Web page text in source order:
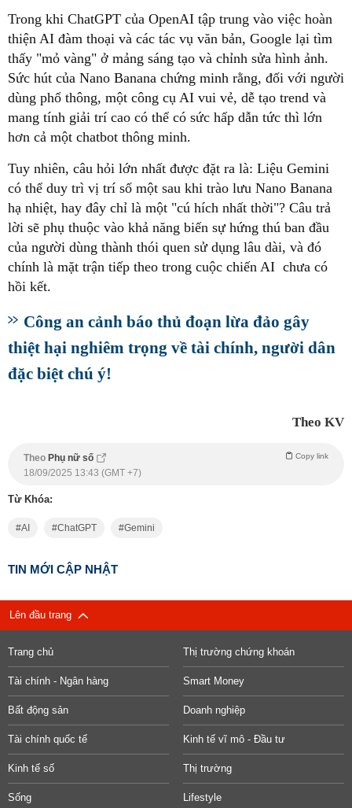
Trong khi ChatGPT của OpenAI tập trung vào việc hoàn
thiện AI đàm thoại và các tác vụ văn bản, Google lại tìm
thấy "mỏ vàng" ở mảng sáng tạo và chỉnh sửa hình ảnh.
Sức hút của Nano Banana chứng minh rằng, đối với người
dùng phổ thông, một công cụ AI vui vẻ, dễ tạo trend và
mang tính giải trí cao có thể có sức hấp dẫn tức thì lớn
hơn cả một chatbot thông minh.
Tuy nhiên, câu hỏi lớn nhất được đặt ra là: Liệu Gemini
có thể duy trì vị trí số một sau khi trào lưu Nano Banana
hạ nhiệt, hay đây chỉ là một "cú hích nhất thời"? Câu trả
lời sẽ phụ thuộc vào khả năng biến sự hứng thú ban đầu
của người dùng thành thói quen sử dụng lâu dài, và đó
chính là mặt trận tiếp theo trong cuộc chiến AI chưa có
hồi kết.
Công an cảnh báo thủ đoạn lừa đảo gây
thiệt hại nghiêm trọng về tài chính, người dân
đặc biệt chú ý!
Theo KV
Theo Phụ nữ số Copy link
18/09/2025 13:43 (GMT +7)
Từ Khóa:
AI ChatGPT Gemini
TIN MỚI CẬP NHẬT
Lên đầu trang
Trang chủ Thị trường chứng khoán
Tài chính - Ngân hàng Smart Money
Bất động sản Doanh nghiệp
Tài chính quốc tế Kinh tế vĩ mô - Đầu tư
Kinh tế số Thị trường
Sống Lifestyle